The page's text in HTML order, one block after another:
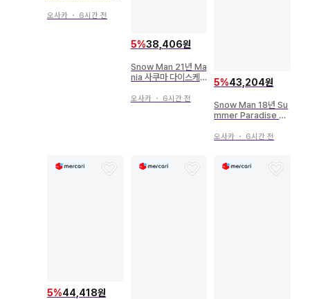
오사카 ・ 6시간 전
5%38,406원
Snow Man 21년 Ma
nia 사쿠마 다이스케
오사카・ 6시간 전
5%43,204원
Snow Man 18년 Su
mmer Paradise 집
오사카 ・ 6시간 전
5%44,418원